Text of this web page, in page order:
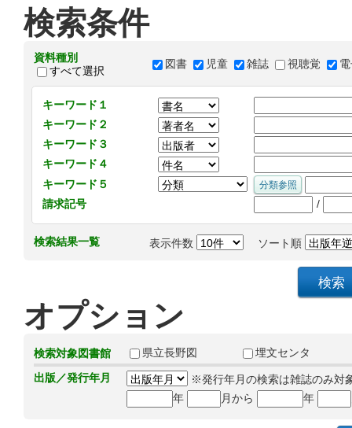
検索条件
資料種別
すべて選択
図書 児童 雑誌 視聴覚
キーワード１
キーワード２
キーワード３
キーワード４
キーワード５
請求記号
/
検索結果一覧 表示件数 ソート順
オプション
検索対象図書館 県立長野図
埋文センタ
出版／発行年月
※発行年月の検索は雑誌のみ対
年
月から 年